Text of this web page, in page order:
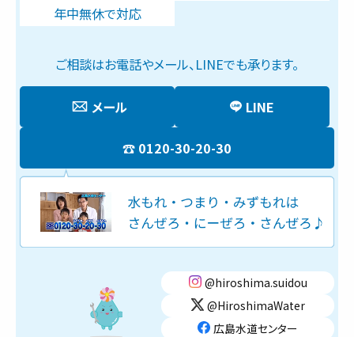
年中無休で対応
ご相談はお電話やメール、LINEでも承ります。
0120-30-20-30
メール LINE
@hiroshima.suidou
@HiroshimaWater
広島水道センター